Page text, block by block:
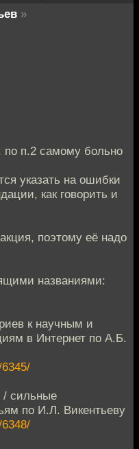
»
по п.2 самому больно
указать на ошибки
как говорить и
поэтому её надо
названиями:
к научным и
в Интернет по А.Б.
/ сильные
по И.Л. Викентьеву